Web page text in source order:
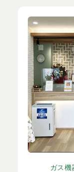
ガス機